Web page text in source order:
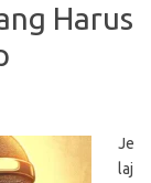
Harus
Je
laj